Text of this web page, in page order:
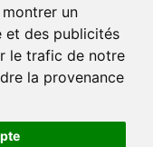
un
et des publicités
le trafic de notre
la provenance
choisissez le retrait
simplicité.
expérience pratique,
service de votre